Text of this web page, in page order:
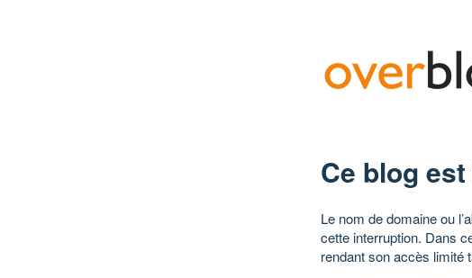
Ce blog
Le nom de domaine ou
cette interruption. Dans
rendant son accès limité